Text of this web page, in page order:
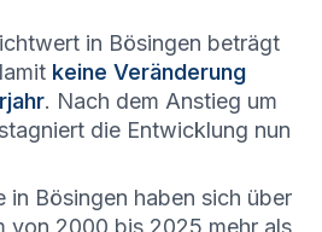
in Bösingen beträgt
keine Veränderung
. Nach dem Anstieg um
die Entwicklung nun
in Bösingen haben sich über
von 2000 bis 2025 mehr als